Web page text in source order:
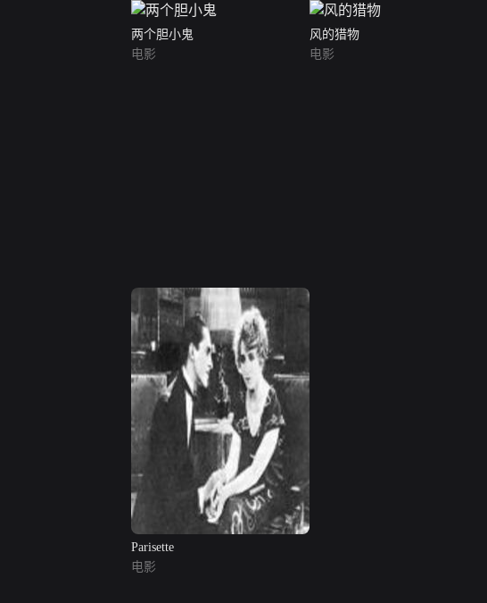
两个胆小鬼
电影
风的猎物
电影
Parisette
电影